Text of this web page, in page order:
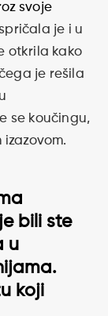
svoje
je i u
otkrila kako
je rešila
se koučingu,
izazovom.
bili ste
u
koji